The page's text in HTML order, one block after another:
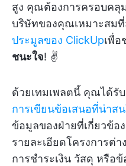
สูง คุณต้องการครอบคลุ
บริษัทของคุณเหมาะสม
ประมูลของ ClickUpเพื่
ชนะใจ! ✌️
ด้วยเทมเพลตนี้ คุณได้รั
การเขียนข้อเสนอที่น่าสน
ข้อมูลของฝ่ายที่เกี่ยวข้อ
รายละเอียดโครงการต่า
การชำระเงิน วัสดุ หรือ